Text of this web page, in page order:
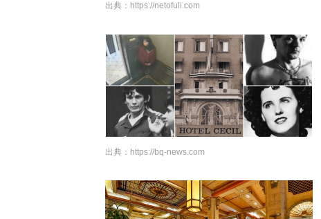
出典： https://netofuli.com
出典： https://bq-news.com